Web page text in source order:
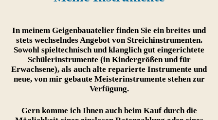
In meinem Geigenbauatelier finden Sie ein breites und
stets wechselndes Angebot von Streichinstrumenten.
Sowohl spieltechnisch und klanglich gut eingerichtete
Schülerinstrumente (in Kindergrößen und für
Erwachsene), als auch alte reparierte Instrumente und
neue, von mir gebaute Meisterinstrumente stehen zur
Verfügung.
Gern komme ich Ihnen auch beim Kauf durch die